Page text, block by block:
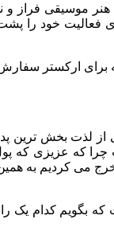
موسیقی فراز و
فعالیت خود را
برای ارکستر
از لذت بخش ترین
که عزیزی که
می کردیم به
بگویم کدام یک